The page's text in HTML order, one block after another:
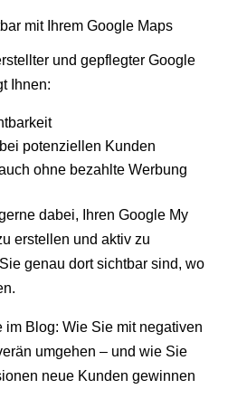
mit Ihrem Google Maps
und gepflegter Google
Ihnen:
potenziellen Kunden
ohne bezahlte Werbung
dabei, Ihren Google My
erstellen und aktiv zu
genau dort sichtbar sind, wo
im Blog: Wie Sie mit negativen
umgehen – und wie Sie
neue Kunden gewinnen